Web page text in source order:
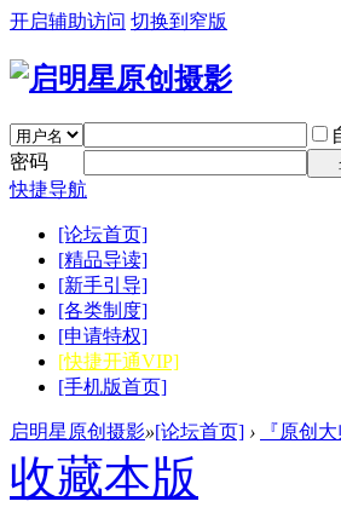
开启辅助访问 切换到窄版
密码
快捷导航
[论坛首页]
[精品导读]
[新手引导]
[各类制度]
[申请特权]
[快捷开通VIP]
[手机版首页]
启明星原创摄影»[论坛首页] › 『原创
收藏本版